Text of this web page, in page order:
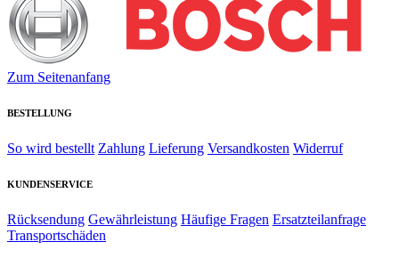
Zum Seitenanfang
BESTELLUNG
So wird bestellt Zahlung Lieferung Versandkosten Widerruf
KUNDENSERVICE
Rücksendung Gewährleistung Häufige Fragen Ersatzteilanfrage
Transportschäden